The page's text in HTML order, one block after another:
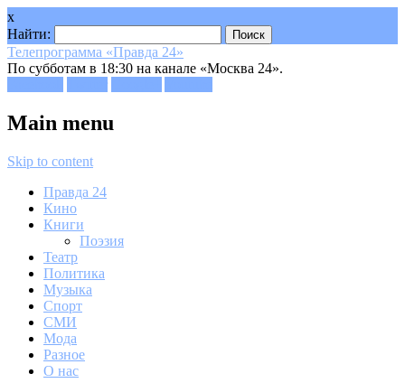
x
Найти:
Телепрограмма «Правда 24»
По субботам в 18:30 на канале «Москва 24».
Main menu
Skip to content
Правда 24
Кино
Книги
Поэзия
Театр
Политика
Музыка
Спорт
СМИ
Мода
Разное
О нас